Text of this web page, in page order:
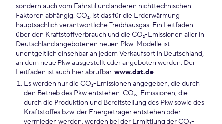
sondern auch vom Fahrstil und anderen nichttechnischen
Faktoren abhängig. CO₂, ist das für die Erderwärmung
hauptsächlich verantwortliche Treibhausgas. Ein Leitfaden
über den Kraftstoffverbrauch und die CO₂-Emissionen aller in
Deutschland angebotenen neuen Pkw-Modelle ist
unentgeltlich einsehbar an jedem Verkaufsort in Deutschland,
an dem neue Pkw ausgestellt oder angeboten werden. Der
Leitfaden ist auch hier abrufbar: www.dat.de.
Es werden nur die CO₂-Emissionen angegeben, die durch
den Betrieb des Pkw entstehen. CO₂,-Emissionen, die
durch die Produktion und Bereitstellung des Pkw sowie des
Kraftstoffes bzw. der Energieträger entstehen oder
vermieden werden, werden bei der Ermittlung der CO₂-